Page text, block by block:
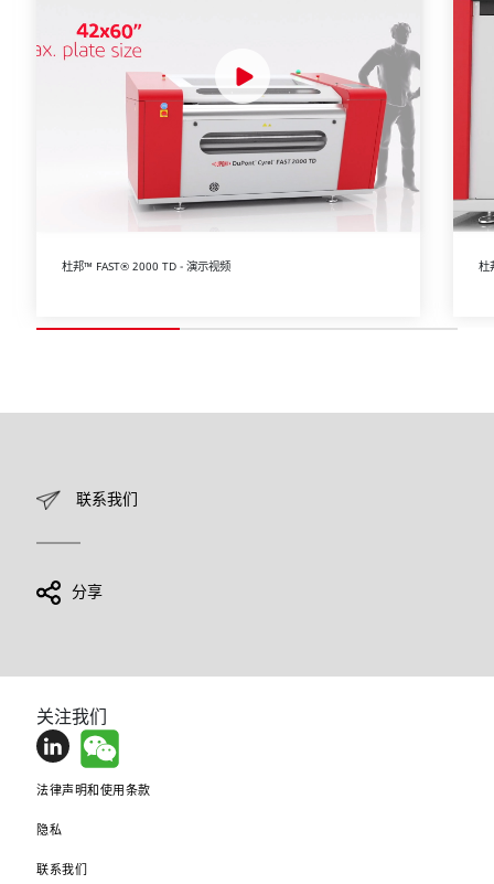
杜邦™ FAST® 2000 TD - 演示视频 杜
联系我们
分享
关注我们
法律声明和使用条款
隐私
联系我们